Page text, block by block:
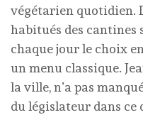
végétarien quotidien.
habitués des
chaque jour le choix
un menu classique.
la ville, n’a pas
du législateur dans ce